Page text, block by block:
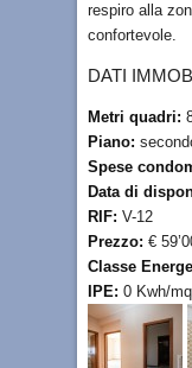
respiro alla
confortevole.
DATI
Metri quadri:
Piano:
Spese
Data di
RIF: V-12
Prezzo: €
Classe
IPE: 0 Kwh/